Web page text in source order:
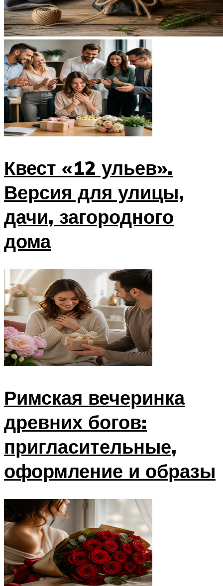
Квест «12 ульев».
Версия для улицы,
дачи, загородного
дома
Римская вечеринка
древних богов:
пригласительные,
оформление и образы